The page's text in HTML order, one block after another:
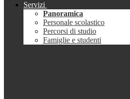
Servizi
Panoramica
Personale scolastico
Percorsi di studio
Famiglie e studenti